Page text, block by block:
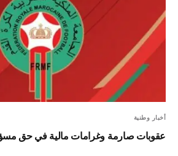
أخبار وطنية
عقوبات صارمة وغرامات مالية في حق